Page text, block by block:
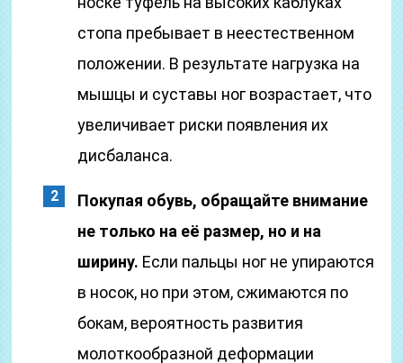
стопа пребывает в неестественном
положении. В результате нагрузка на
мышцы и суставы ног возрастает, что
увеличивает риски появления их
дисбаланса.
Покупая обувь, обращайте внимание
не только на её размер, но и на
ширину. Если пальцы ног не упираются
в носок, но при этом, сжимаются по
бокам, вероятность развития
молоткообразной деформации